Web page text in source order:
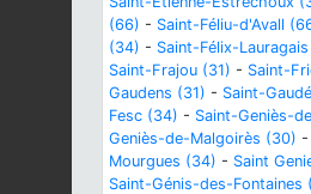
(66) - Saint-Féliu-d'Avall
(34) - Saint-Félix-
Saint-Frajou (31) - Saint-
Gaudens (31) - Saint-
Fesc (34) - Saint-Geniès-
Geniès-de-Malgoirès (30) -
Mourgues (34) - Saint
Saint-Génis-des-Fontaines